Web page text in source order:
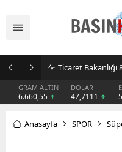
GRAM ALTIN
6.660,55
DOLAR
47,7111
Anasayfa SPOR